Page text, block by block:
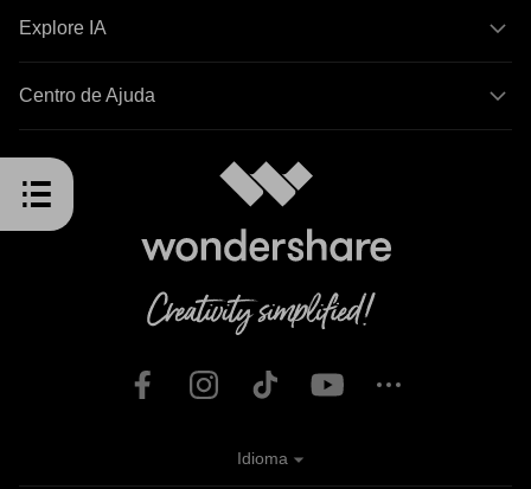
Explore IA
Centro de Ajuda
Idioma